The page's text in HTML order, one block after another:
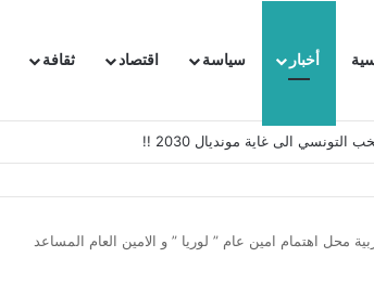
أخبار سياسة اقتصاد ثقافة
بتونس وتبلغها احتجاجا شديد اللهجة !!
محل اهتمام امين عام ” لوريا ” و الامين العام المساعد